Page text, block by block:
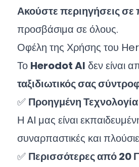
Ακούστε περιηγήσεις
προσβάσιμα σε όλους.
Οφέλη της Χρήσης του
Το Herodot AI δεν είναι
ταξιδιωτικός σας
✅ Προηγμένη
Η AI μας είναι
συναρπαστικές και
✅ Περισσότερες από 20